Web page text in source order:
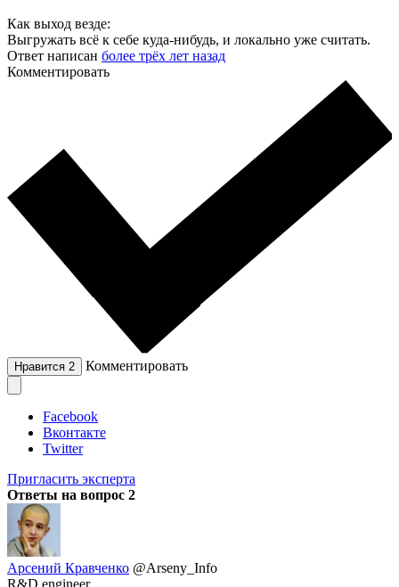
Как выход везде:
Выгружать всё к себе куда-нибудь, и локально уже считать.
Ответ написан более трёх лет назад
Комментировать
Нравится 2 Комментировать
Facebook
Вконтакте
Twitter
Пригласить эксперта
Ответы на вопрос 2
Арсений Кравченко @Arseny_Info